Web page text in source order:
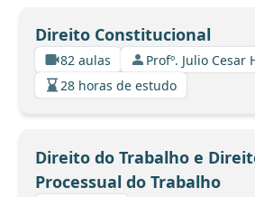
Direito Constitucional
82 aulas
Profº. Julio Cesar
28 horas de estudo
Direito do Trabalho e
Processual do Trabalho